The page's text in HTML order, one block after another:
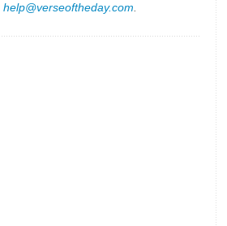
help@verseoftheday.com